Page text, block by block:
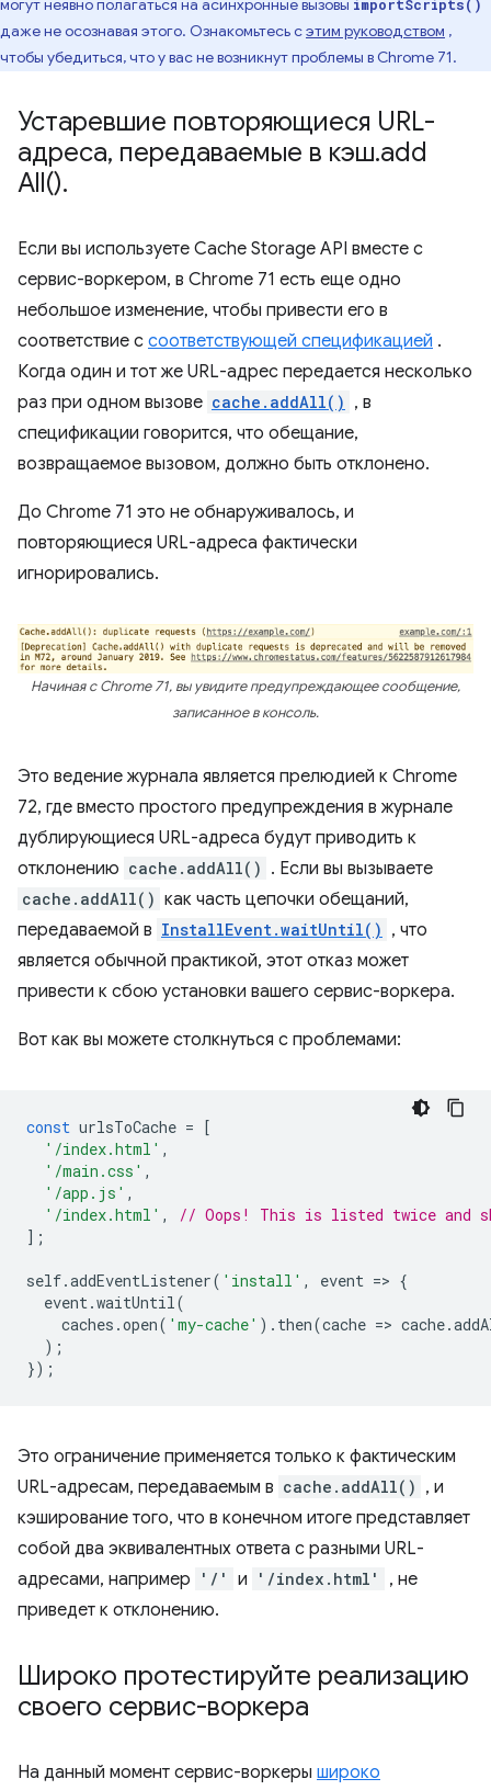
могут неявно полагаться на асинхронные вызовы importScripts()
даже не осознавая этого. Ознакомьтесь сэтим руководством ,
чтобы убедиться, что у вас не возникнут проблемы в Chrome 71.
Устаревшие повторяющиеся URL-
адреса, передаваемые в кэш.add
All().
Если вы используете Cache Storage API вместе с
сервис-воркером, в Chrome 71 есть еще одно
небольшое изменение, чтобы привести его в
соответствие с соответствующей спецификацией .
Когда один и тот же URL-адрес передается несколько
раз при одном вызове cache.addAll() , в
спецификации говорится, что обещание,
возвращаемое вызовом, должно быть отклонено.
До Chrome 71 это не обнаруживалось, и
повторяющиеся URL-адреса фактически
игнорировались.
Начиная с Chrome 71, вы увидите предупреждающее сообщение,
записанное в консоль.
Это ведение журнала является прелюдией к Chrome
72, где вместо простого предупреждения в журнале
дублирующиеся URL-адреса будут приводить к
отклонению cache.addAll() . Если вы вызываете
cache.addAll() как часть цепочки обещаний,
передаваемой в InstallEvent.waitUntil() , что
является обычной практикой, этот отказ может
привести к сбою установки вашего сервис-воркера.
Вот как вы можете столкнуться с проблемами:
const urlsToCache = [
'/index.html' ,
'/main.css' ,
'/app.js' ,
'/index.html' ,
// Oops! This is listed twice and
];
self.addEventListener( 'install' , event => {
event .waitUntil (
caches .open( 'my-cache' ). then(cache => cache.
);
});
Это ограничение применяется только к фактическим
URL-адресам, передаваемым в cache.addAll() , и
кэширование того, что в конечном итоге представляет
собой два эквивалентных ответа с разными URL-
адресами, например
'/' и '/index.html'
, не
приведет к отклонению.
Широко протестируйте реализацию
своего сервис-воркера
На данный момент сервис-воркеры широко